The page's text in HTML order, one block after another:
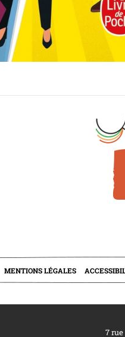
MENTIONS LÉGALES
7